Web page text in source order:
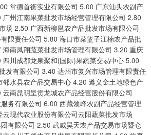
常德首衡实业有限公司 5.00 广东汕头农副产
州江南果菜批发市场经营管理有限公司 2.80
场 2.50 广西新柳邕农产品批发市场有限公司
限责任公司 5.80 海口市菜篮子江楠农产品批
南凤翔蔬菜批发市场管理有限公司 3.20 重庆
川成都龙泉聚和(国际)果蔬菜交易中心 5.00
发有限公司 3.40 达州市复兴市场管理有限责任
水县农产品交易中心 4.20 遵义金土地绿色产
南昆明呈贡龙城农产品经营股份有限公司
务有限公司 6.00 西藏领峰农副产品经营管理
现代农业股份有限公司云阳蔬菜批发市场
有限公司 2.50 武威昊天农产品交易市场暨仓